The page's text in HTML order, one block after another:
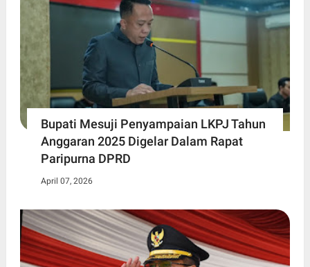
Bupati Mesuji Penyampaian LKPJ Tahun
Anggaran 2025 Digelar Dalam Rapat
Paripurna DPRD
April 07, 2026